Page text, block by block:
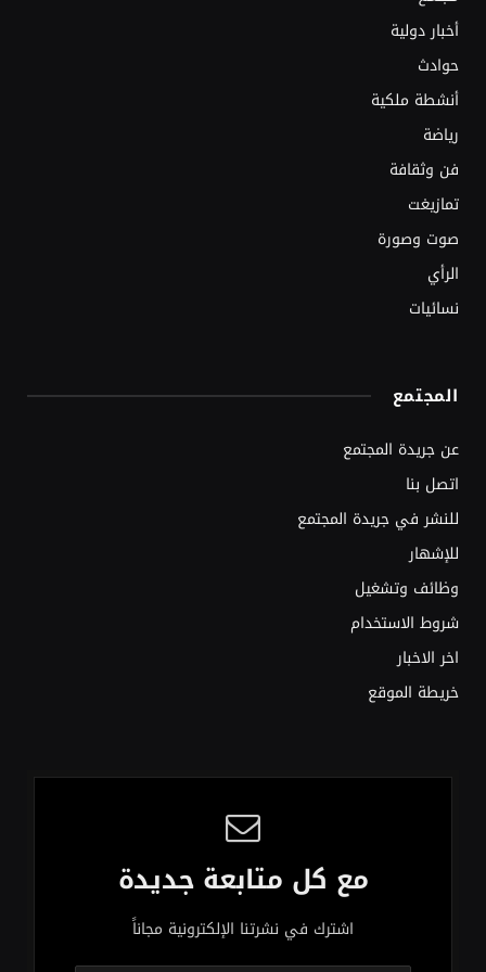
أخبار دولية
حوادث
أنشطة ملكية
رياضة
فن وثقافة
تمازيغت
صوت وصورة
الرأي
نسائيات
المجتمع
عن جريدة المجتمع
اتصل بنا
للنشر في جريدة المجتمع
للإشهار
وظائف وتشغيل
شروط الاستخدام
اخر الاخبار
خريطة الموقع
مع كل متابعة جديدة
اشترك في نشرتنا الإلكترونية مجاناً